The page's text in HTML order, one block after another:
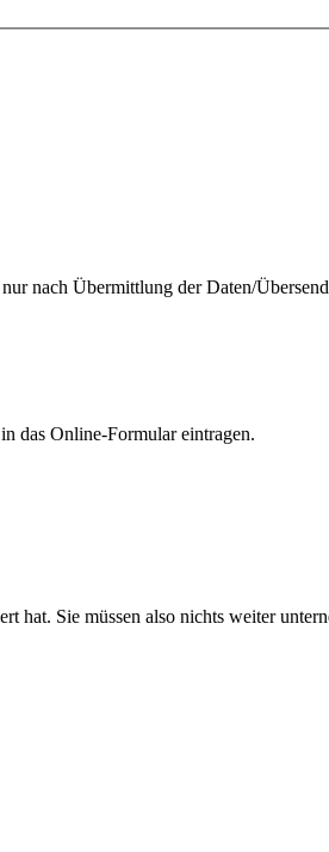
nach Übermittlung der Daten/
das Online-Formular eintragen.
hat. Sie müssen also nichts weiter